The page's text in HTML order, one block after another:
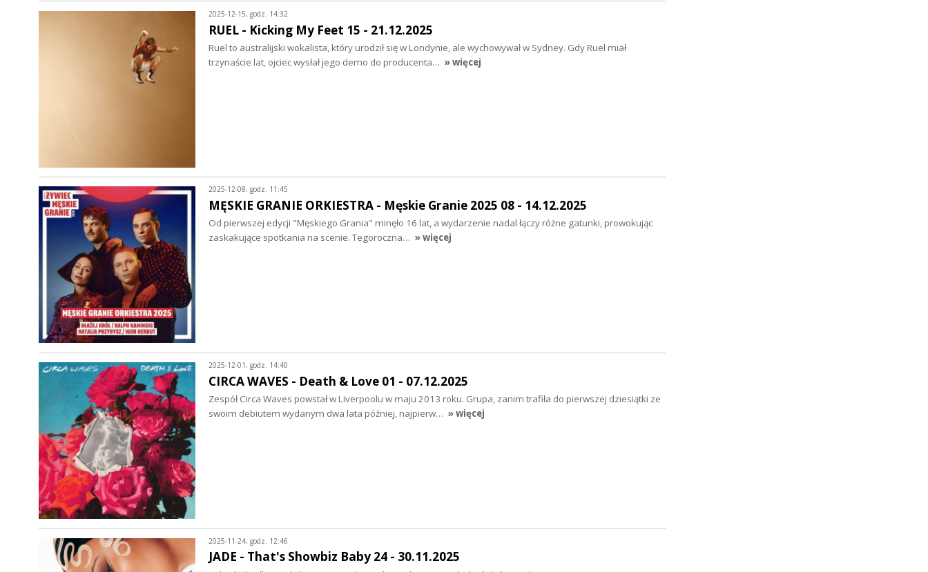
2025-12-15, godz. 14:32
RUEL - Kicking My Feet 15 - 21.12.2025
Ruel to australijski wokalista, który urodził się w Londynie, ale wychowywał w Sydney. Gdy Ruel miał
trzynaście lat, ojciec wysłał jego demo do producenta… » więcej
2025-12-08, godz. 11:45
MĘSKIE GRANIE ORKIESTRA - Męskie Granie 2025 08 - 14.12.2025
Od pierwszej edycji "Męskiego Grania" minęło 16 lat, a wydarzenie nadal łączy różne gatunki, prowokując
zaskakujące spotkania na scenie. Tegoroczna… » więcej
2025-12-01, godz. 14:40
CIRCA WAVES - Death & Love 01 - 07.12.2025
Zespół Circa Waves powstał w Liverpoolu w maju 2013 roku. Grupa, zanim trafiła do pierwszej dziesiątki ze
swoim debiutem wydanym dwa lata później, najpierw… » więcej
2025-11-24, godz. 12:46
JADE - That's Showbiz Baby 24 - 30.11.2025